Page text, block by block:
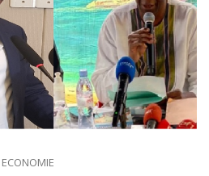
ECONOMIE